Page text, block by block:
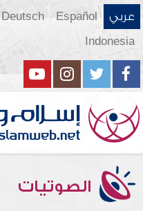
عربي Español
Deutsch
Indonesia
الصوتيات